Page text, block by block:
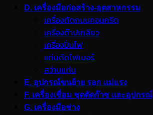
D. เครื่องมือก่อสร้าง-อุตสาหกรรม
เครื่องตัดถนนคอนกรีต
เครื่องต๊าปเกลียว
เครื่องปั่นไฟ
แท่นตัดไฟเบอร์
สว่านแท่น
E. อุปกรณ์ขนย้าย รอก แม่แรง
F. เครื่องเชื่อม ชุดตัดก๊าซ และอุปกรณ์
G. เครื่องมือช่าง